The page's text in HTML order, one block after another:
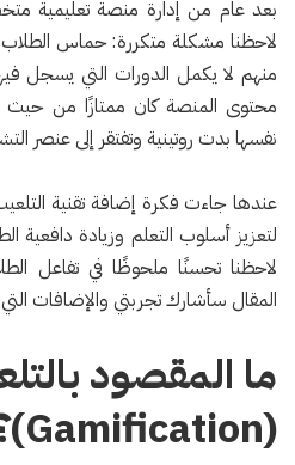
بعد عام من إدارة منصة تعليمية
لاحظنا مشكلة متكررة: حماس الطلاب
منهم لا يكمل الدورات التي يسجل
محتوى المنصة كان ممتازًا من حيث
نفسها بدت روتينية وتفتقر إلى عنصر
لتعزيز أسلوب التعلم وزيادة دافعية
لاحظنا تحسنًا ملحوظًا في تفاعل
المقال سأشارك تجربتي والإضافات
ما المقصود
(Gamification)؟